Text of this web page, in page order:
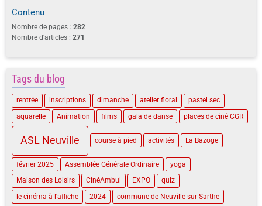
Contenu
Nombre de pages : 282
Nombre d'articles : 271
Tags du blog
rentrée inscriptions dimanche atelier floral
pastel sec
aquarelle
Animation films gala de danse places de ciné CGR
ASL Neuville course à pied activités La Bazoge
février 2025 Assemblée Générale Ordinaire
yoga
Maison des Loisirs
CinéAmbul EXPO
quiz
le cinéma à l'affiche
2024
commune de Neuville-sur-Sarthe